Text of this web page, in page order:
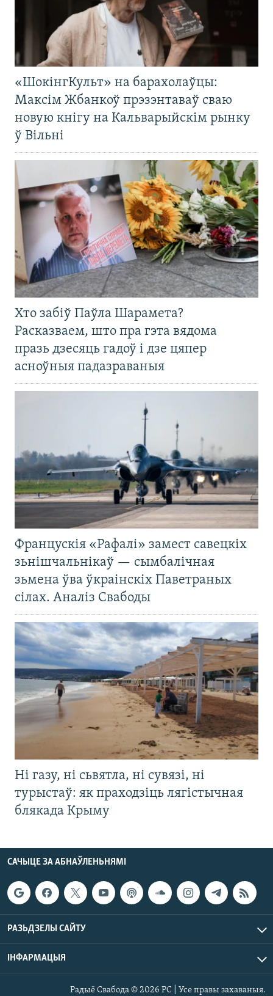
«ШокінгКульт» на барахолаўцы:
Максім Жбанкоў прэзэнтаваў сваю
новую кнігу на Кальварыйскім рынку
ў Вільні
Хто забіў Паўла Шарамета?
Расказваем, што пра гэта вядома
празь дзесяць гадоў і дзе цяпер
асноўныя падазраваныя
Францускія «Рафалі» замест савецкіх
зьнішчальнікаў — сымбалічная
зьмена ўва ўкраінскіх Паветраных
сілах. Аналіз Свабоды
Ні газу, ні сьвятла, ні сувязі, ні
турыстаў: як праходзіць лягістычная
блякада Крыму
САЧЫЦЕ ЗА АБНАЎЛЕНЬНЯМІ
РАЗЬДЗЕЛЫ САЙТУ
ІНФАРМАЦЫЯ
Радыё Свабода © 2026 РС | Усе правы захаваныя.